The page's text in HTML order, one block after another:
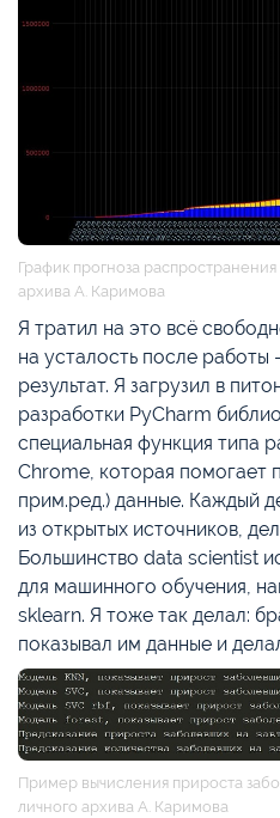
График прогноза
архива А. Каримова
Я тратил на это всё
на усталость после работы
результат. Я загрузил в
разработки PyCharm
специальная функция типа
Chrome, которая помогает
прим.ред.) данные. Каждый
из открытых источников,
Большинство data scientist
для машинного обучения,
sklearn. Я тоже так делал:
показывал им данные и
Пример вычисления прироста
личного архива А. Каримова